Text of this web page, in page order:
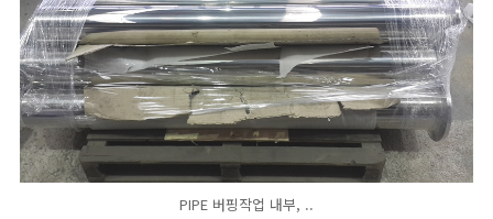
PIPE 버핑작업 내부, ..